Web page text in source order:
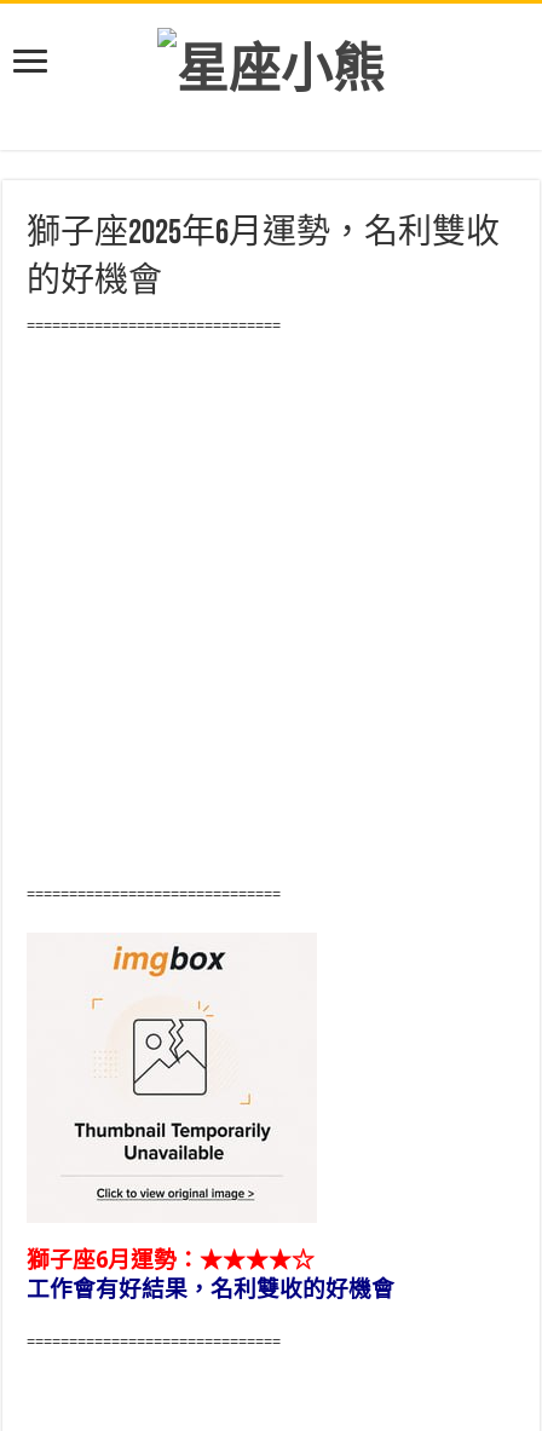
獅子座2025年6月運勢，名利雙收
的好機會
==============================
==============================
獅子座6月運勢：★★★★☆
工作會有好結果，名利雙收的好機會
==============================